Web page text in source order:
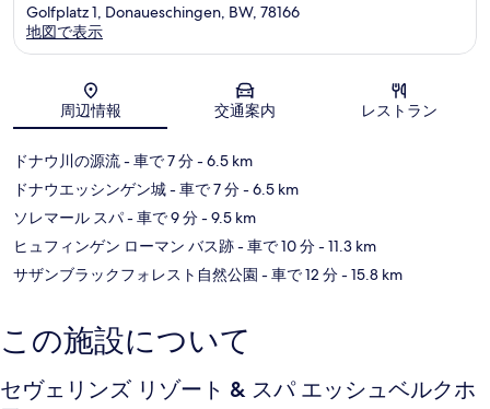
地図
Golfplatz 1, Donaueschingen, BW, 78166
地図で表示
周辺情報 交通案内 レストラン
ドナウ川の源流- 車で 7 分- 6.5 km
ドナウエッシンゲン城- 車で 7 分- 6.5 km
ソレマール スパ- 車で 9 分- 9.5 km
ヒュフィンゲン ローマン バス跡- 車で 10 分- 11.3 km
サザンブラックフォレスト自然公園 - 車で 12 分- 15.8 km
この施設について
セヴェリンズ リゾート & スパ エッシュベルクホ